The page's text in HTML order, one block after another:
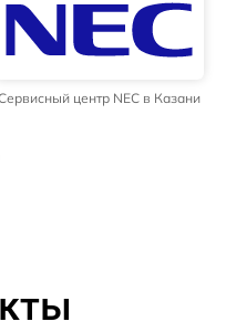
центр NEC в Казани